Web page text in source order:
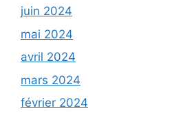
juin 2024
mai 2024
avril 2024
mars 2024
février 2024